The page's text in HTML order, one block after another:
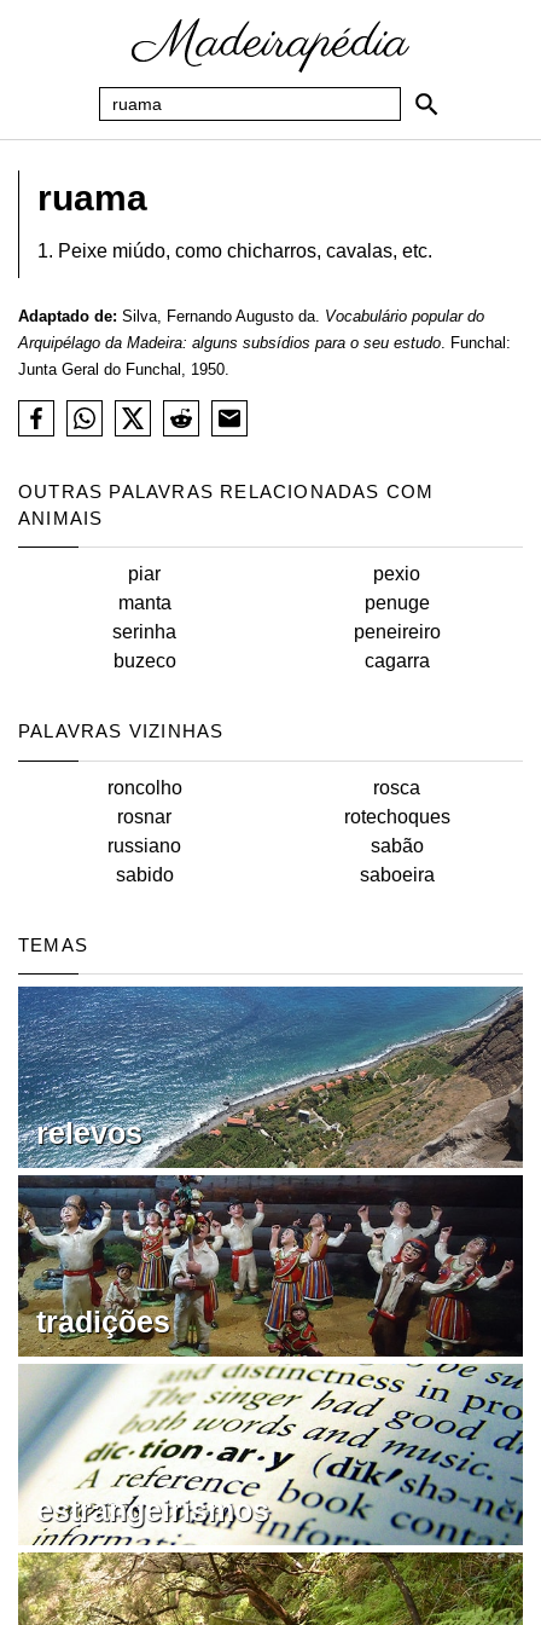
ruama
1. Peixe miúdo, como chicharros, cavalas, etc.
Adaptado de: Silva, Fernando Augusto da. Vocabulário popular do
Arquipélago da Madeira: alguns subsídios para o seu estudo. Funchal:
Junta Geral do Funchal, 1950.
OUTRAS PALAVRAS RELACIONADAS COM
ANIMAIS
piar
pexio
manta
penuge
serinha
peneireiro
buzeco
cagarra
PALAVRAS VIZINHAS
roncolho
rosca
rosnar
rotechoques
russiano
sabão
sabido
saboeira
TEMAS
relevos
tradições
estrangeirismos